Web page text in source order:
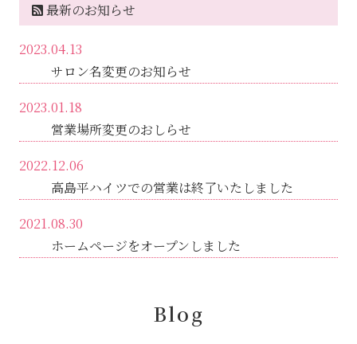
最新のお知らせ
2023.04.13
サロン名変更のお知らせ
2023.01.18
営業場所変更のおしらせ
2022.12.06
高島平ハイツでの営業は終了いたしました
2021.08.30
ホームページをオープンしました
Blog